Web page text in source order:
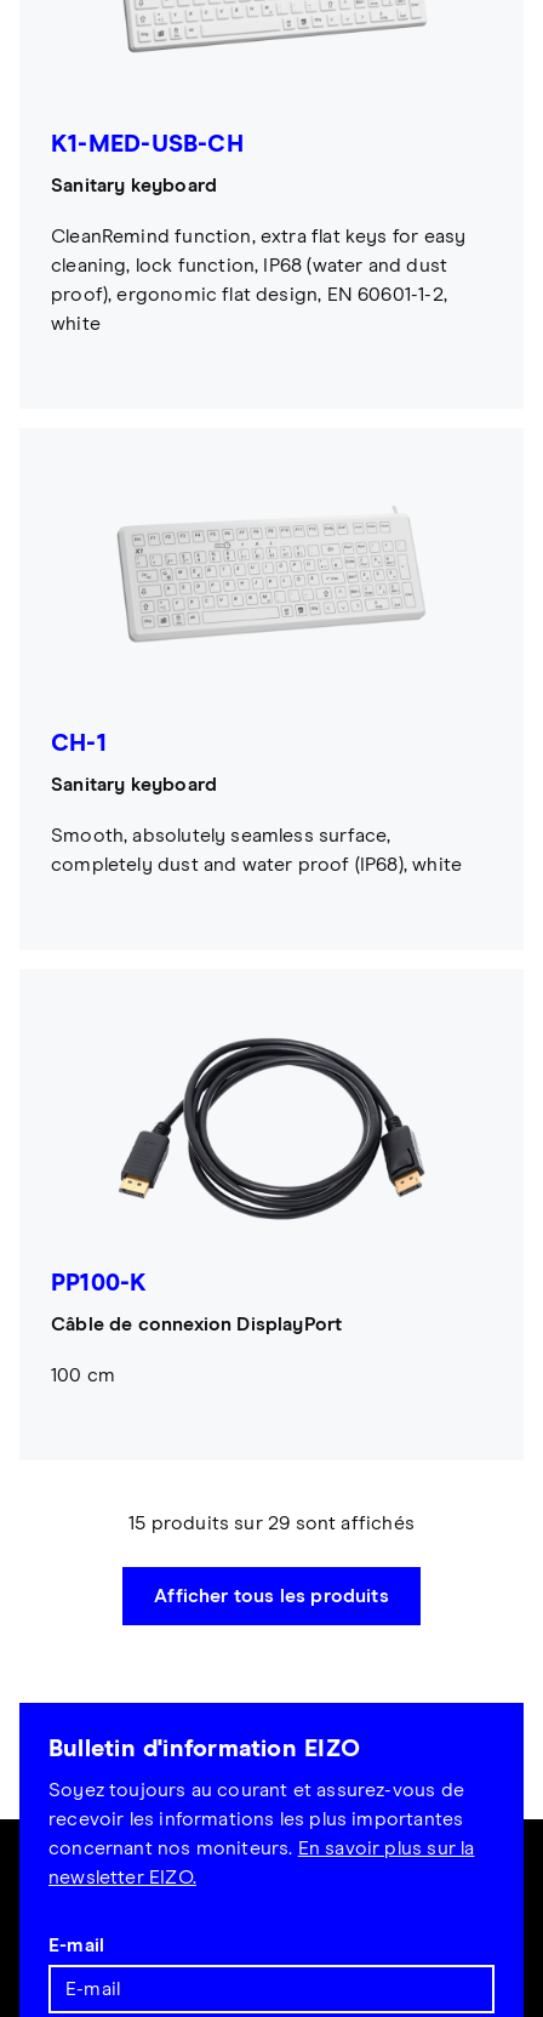
K1-MED-USB-CH
Sanitary keyboard
CleanRemind function, extra flat keys for easy
cleaning, lock function, IP68 (water and dust
proof), ergonomic flat design, EN 60601-1-2,
white
CH-1
Sanitary keyboard
Smooth, absolutely seamless surface,
completely dust and water proof (IP68), white
PP100-K
Câble de connexion DisplayPort
100 cm
15 produits sur 29 sont affichés
Afficher tous les produits
Bulletin d'information EIZO
Soyez toujours au courant et assurez-vous de
recevoir les informations les plus importantes
concernant nos moniteurs. En savoir plus sur la
newsletter EIZO.
E-mail